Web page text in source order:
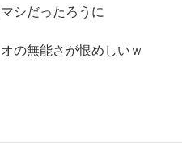
シだったろうに
の無能さが恨めしいｗ